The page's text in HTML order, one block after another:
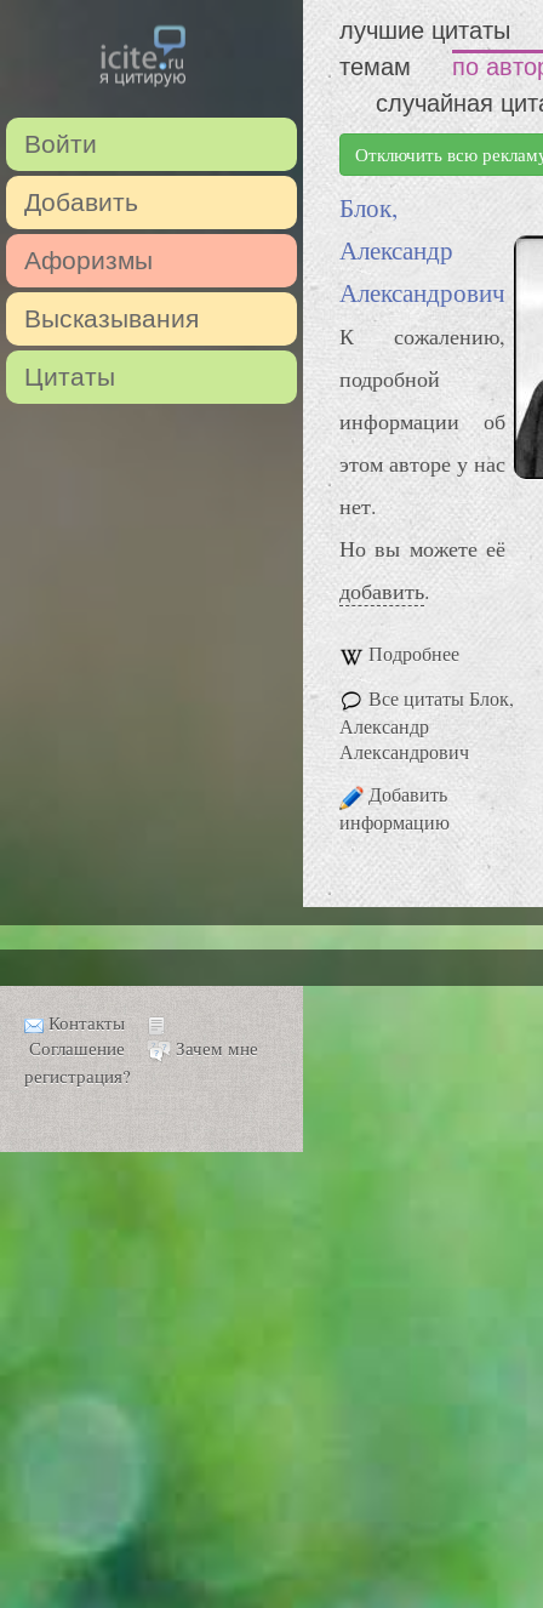
Войти
Добавить
Афоризмы
Высказывания
Цитаты
лучшие цитаты
темам
по
случайная
Отключить всю
Блок,
Александр
Александрович
К сожалению,
подробной
информации об
этом авторе у нас
нет.
Но вы можете её
добавить.
Подробнее
Все цитаты Блок,
Александр
Александрович
Добавить
информацию
Контакты
Соглашение
Зачем мне
регистрация?